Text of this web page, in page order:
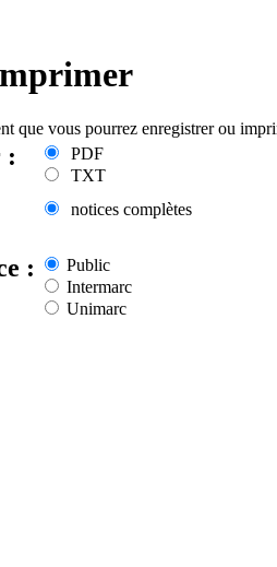
que vous pourrez enregistrer ou
:
PDF
TXT
notices complètes
:
Public
Intermarc
Unimarc